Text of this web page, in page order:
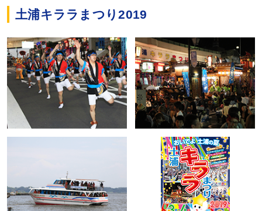
土浦キララまつり2019